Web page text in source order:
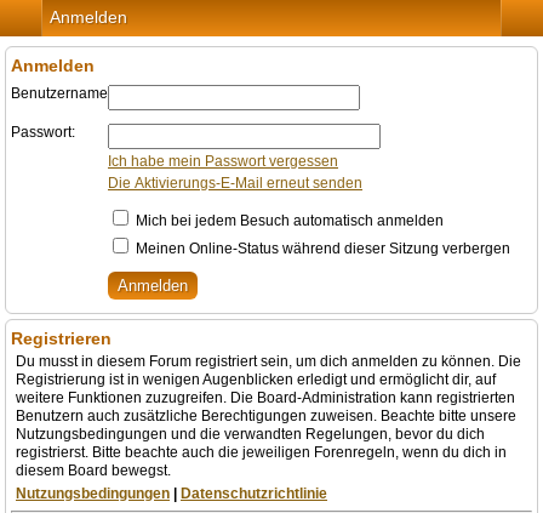
Anmelden
Anmelden
Benutzername:
Passwort:
Ich habe mein Passwort vergessen
Die Aktivierungs-E-Mail erneut senden
Mich bei jedem Besuch automatisch anmelden
Meinen Online-Status während dieser Sitzung verbergen
Registrieren
Du musst in diesem Forum registriert sein, um dich anmelden zu können. Die
Registrierung ist in wenigen Augenblicken erledigt und ermöglicht dir, auf
weitere Funktionen zuzugreifen. Die Board-Administration kann registrierten
Benutzern auch zusätzliche Berechtigungen zuweisen. Beachte bitte unsere
Nutzungsbedingungen und die verwandten Regelungen, bevor du dich
registrierst. Bitte beachte auch die jeweiligen Forenregeln, wenn du dich in
diesem Board bewegst.
Nutzungsbedingungen
Datenschutzrichtlinie